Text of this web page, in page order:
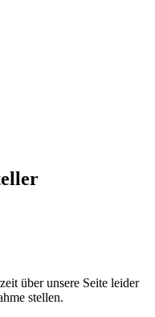
bei Tag und Nacht ein
jeweils 25,00 EUR.
über unsere Seite leider
stellen.